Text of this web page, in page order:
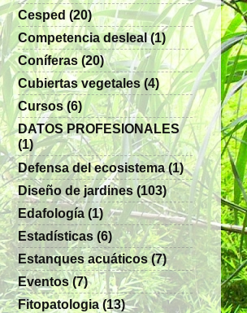
Cesped (20)
Competencia desleal (1)
Coníferas (20)
Cubiertas vegetales (4)
Cursos (6)
DATOS PROFESIONALES
(1)
Defensa del ecosistema (1)
Diseño de jardines (103)
Edafología (1)
Estadísticas (6)
Estanques acuáticos (7)
Eventos (7)
Fitopatologia (13)